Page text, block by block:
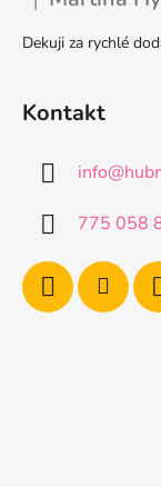
Hodnocení
Dekuji za rychlé
Kontakt
info@
775 058